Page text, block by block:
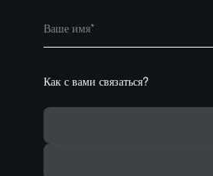
Как с вами связаться?